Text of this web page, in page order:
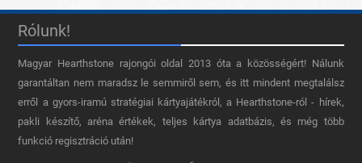
Rólunk!
Magyar Hearthstone​ rajongói oldal 2013 óta a közösségért! Nálunk
garantáltan nem maradsz le semmiről sem, és itt mindent megtalálsz
erről a gyors-iramú stratégiai kártyajátékról, a Hearthstone-ról - hírek,
pakli készítő, aréna értékek, teljes kártya adatbázis, és még több
funkció regisztráció után!